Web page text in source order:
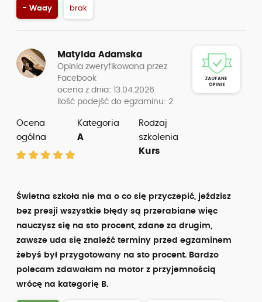
- Wady brak
Matylda Adamska
Opinia zweryfikowana przez
Facebook
ocena z dnia: 13.04.2026
Ilość podejść do egzaminu: 2
Ocena
ogólna
Kategoria
A
Rodzaj
szkolenia
Kurs
Świetna szkoła nie ma o co się przyczepić, jeździsz
bez presji wszystkie błędy są przerabiane więc
nauczysz się na sto procent, zdane za drugim,
zawsze uda się znaleźć terminy przed egzaminem
żebyś był przygotowany na sto procent. Bardzo
polecam zdawałam na motor z przyjemnością
wrócę na kategorię B.